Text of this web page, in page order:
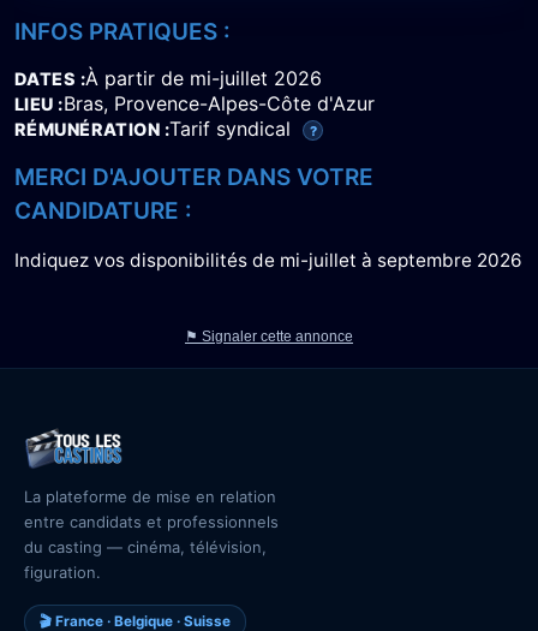
INFOS PRATIQUES :
DATES À partir de mi-juillet 2026
LIEU Bras, Provence-Alpes-Côte d'Azur
RÉMUNÉRATION Tarif syndical ?
MERCI D'AJOUTER DANS VOTRE
CANDIDATURE :
Indiquez vos disponibilités de mi-juillet à septembre 2026
⚑ Signaler cette annonce
La plateforme de mise en relation
entre candidats et professionnels
du casting — cinéma, télévision,
figuration.
🎬 France · Belgique · Suisse